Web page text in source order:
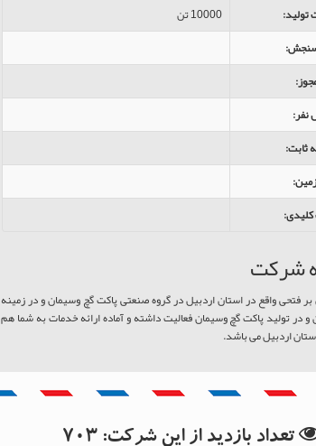
:
10000 تن
:
:
نفر:
ثابت:
:
:
شرکت
فتحی واقع در استان اردبیل در گروه صنعتی پاکت گچ وسیمان و در زمینه
در تولید پاکت گچ وسیمان فعالیت داشته و آماده ارائه خدمات به شما هم
اردبیل می باشد.
استان اردبیل
تعداد بازدید از این شرکت: 703